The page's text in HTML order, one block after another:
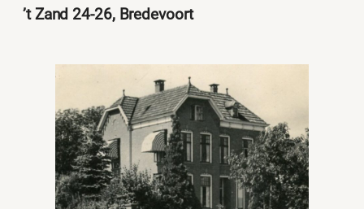
’t Zand 24-26, Bredevoort